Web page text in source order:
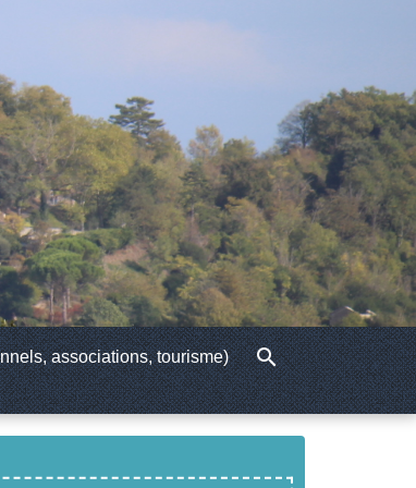
associations, tourisme) search